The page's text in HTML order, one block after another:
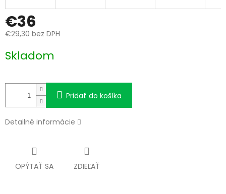
€36
€29,30 bez DPH
cena:
Skladom
Pridať do košíka
Detailné informácie
OPÝTAŤ SA ZDIEĽAŤ